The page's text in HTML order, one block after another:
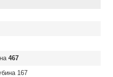
467
167